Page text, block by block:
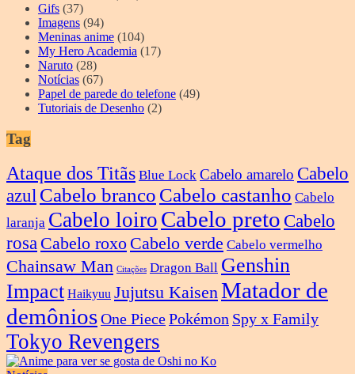
Gifs (37)
Imagens (94)
Meninas anime (104)
My Hero Academia (17)
Naruto (28)
Notícias (67)
Papel de parede do telefone (49)
Tutoriais de Desenho (2)
Tag
Ataque dos Titãs Blue Lock Cabelo amarelo Cabelo
azulCabelo branco Cabelo castanho Cabelo
laranja Cabelo loiro Cabelo preto Cabelo
rosa Cabelo roxo Cabelo verde Cabelo vermelho
Chainsaw Man Citações Dragon Ball Genshin
Impact Haikyuu Jujutsu KaisenMatador de
demôniosOne PiecePokémon Spy x Family
Tokyo Revengers